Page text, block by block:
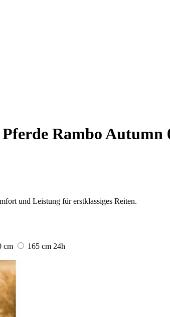
Rambo Autumn
und Leistung für erstklassiges Reiten.
cm 165 cm 24h